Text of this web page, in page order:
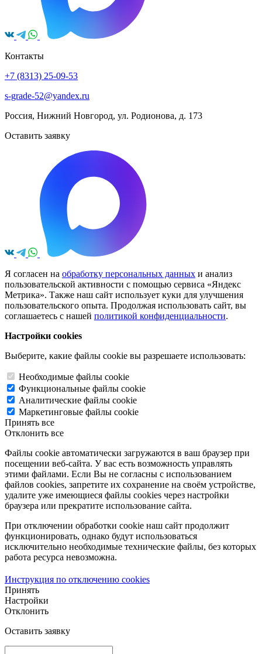
Контакты
+7 (8313) 25-09-53
s-grade-52@yandex.ru
Россия, Нижний Новгород, ул. Родионова, д. 173
Оставить заявку
Я согласен на обработку персональных данных и анализ
пользовательской активности с помощью сервиса «Яндекс
Метрика». Также наш сайт использует куки для улучшения
пользовательского опыта. Продолжая использовать сайт, вы
соглашаетесь с нашей политикой конфиденциальности.
Настройки cookies
Выберите, какие файлы cookie вы разрешаете использовать:
Необходимые файлы cookie
Функциональные файлы cookie
Аналитические файлы cookie
Маркетинговые файлы cookie
Принять все
Отклонить все
Файлы cookie автоматически загружаются в ваш браузер при
посещении веб-сайта. У вас есть возможность управлять
этими файлами. Если Вы не согласны с использованием
файлов cookies, запретите их сохранение на своём устройстве,
удалите уже имеющиеся файлы cookies через настройки
браузера или прекратите использование сайта.
При отключении обработки cookie наш сайт продолжит
функционировать, однако будут использоваться
исключительно необходимые технические файлы, без которых
работа ресурса невозможна.
Инструкция по отключению cookies
Принять
Настройки
Отклонить
Оставить заявку